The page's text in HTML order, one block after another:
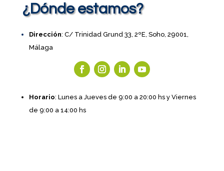
¿Dónde estamos?
Dirección: C/ Trinidad Grund 33, 2ºE, Soho, 29001,
Málaga
Horario: Lunes a Jueves de 9:00 a 20:00 hs y Viernes
de 9:00 a 14:00 hs